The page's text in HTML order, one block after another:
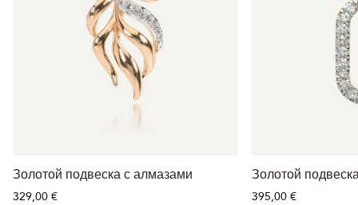
Золотой подвеска с алмазами
329,00 €
Золотой
395,00 €